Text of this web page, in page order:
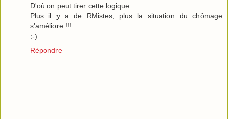
D'où on peut tirer cette logique :
Plus il y a de RMistes, plus la situation du chômage
s'améliore !!!
:-)
Répondre